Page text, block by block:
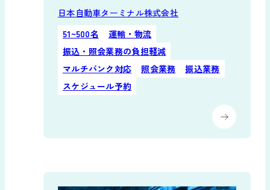
日本自動車ターミナル株式会社
51~500名
運輸・物流
振込・照会業務の負担軽減
マルチバンク対応
照会業務
振込業務
スケジュール予約